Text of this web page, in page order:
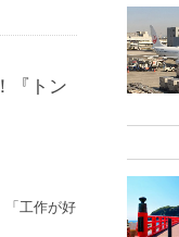
『トン
「工作が好